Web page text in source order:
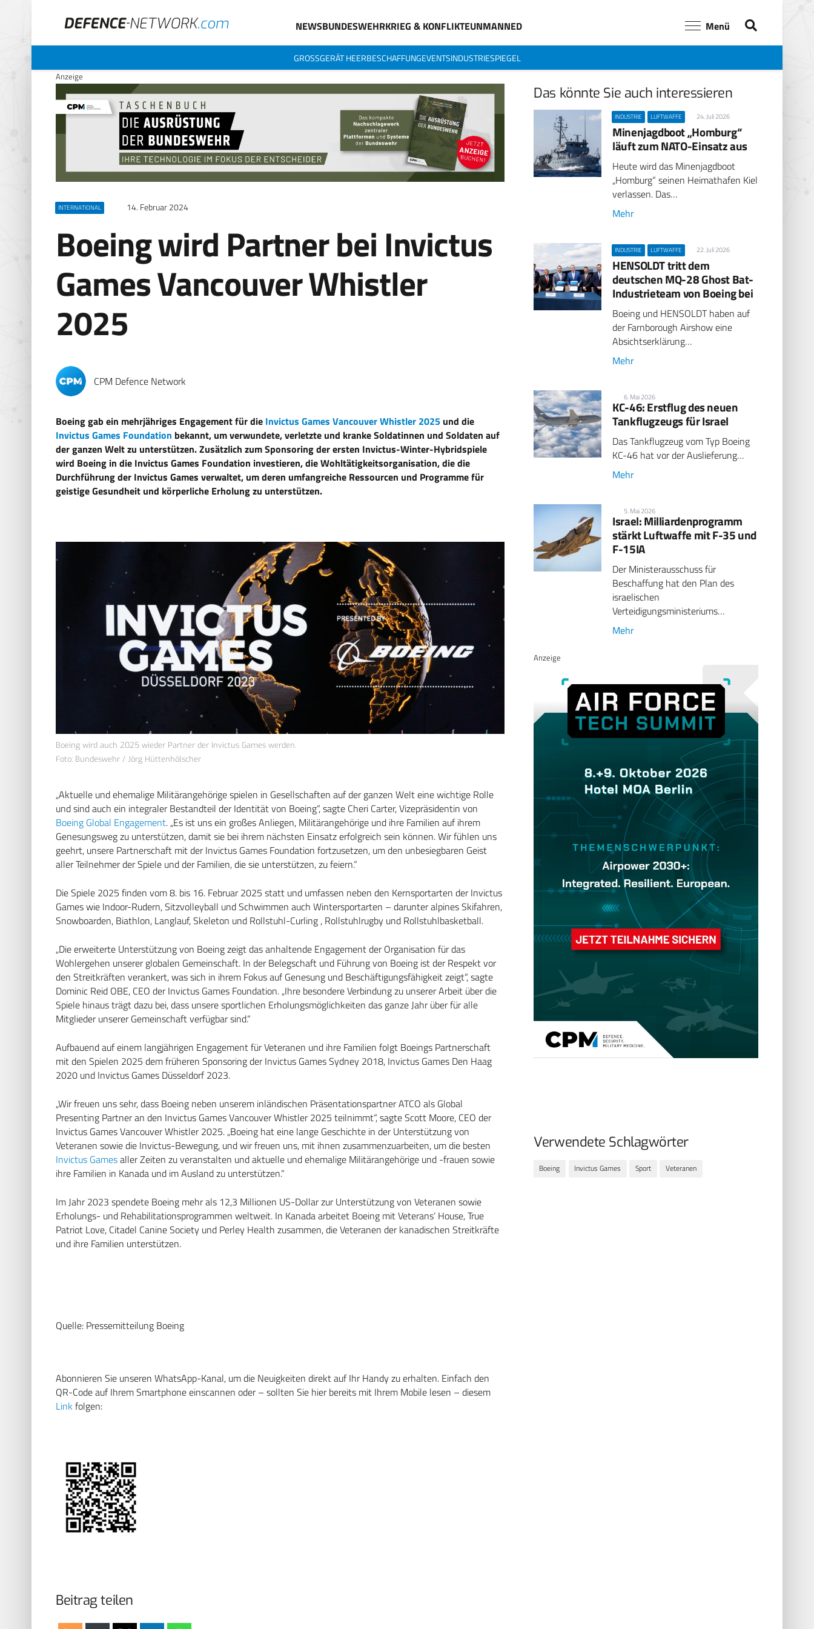
NEWSBUNDESWEHRKRIEG & KONFLIKTEUNMANNED Menü
GROSSGERÄT HEERBESCHAFFUNGEVENTSINDUSTRIESPIEGEL
Anzeige
INTERNATIONAL 14. Februar 2024
Boeing wird Partner bei Invictus
Games Vancouver Whistler
2025
CPM Defence Network
Boeing gab ein mehrjähriges Engagement für die Invictus Games Vancouver Whistler 2025 und die
Invictus Games Foundation bekannt, um verwundete, verletzte und kranke Soldatinnen und Soldaten auf
der ganzen Welt zu unterstützen. Zusätzlich zum Sponsoring der ersten Invictus-Winter-Hybridspiele
wird Boeing in die Invictus Games Foundation investieren, die Wohltätigkeitsorganisation, die die
Durchführung der Invictus Games verwaltet, um deren umfangreiche Ressourcen und Programme für
geistige Gesundheit und körperliche Erholung zu unterstützen.
Boeing wird auch 2025 wieder Partner der Invictus Games werden.
Foto: Bundeswehr / Jörg Hüttenhölscher
„Aktuelle und ehemalige Militärangehörige spielen in Gesellschaften auf der ganzen Welt eine wichtige Rolle
und sind auch ein integraler Bestandteil der Identität von Boeing“, sagte Cheri Carter, Vizepräsidentin von
Boeing Global Engagement. „Es ist uns ein großes Anliegen, Militärangehörige und ihre Familien auf ihrem
Genesungsweg zu unterstützen, damit sie bei ihrem nächsten Einsatz erfolgreich sein können. Wir fühlen uns
geehrt, unsere Partnerschaft mit der Invictus Games Foundation fortzusetzen, um den unbesiegbaren Geist
aller Teilnehmer der Spiele und der Familien, die sie unterstützen, zu feiern.“
Die Spiele 2025 finden vom 8. bis 16. Februar 2025 statt und umfassen neben den Kernsportarten der Invictus
Games wie Indoor-Rudern, Sitzvolleyball und Schwimmen auch Wintersportarten – darunter alpines Skifahren,
Snowboarden, Biathlon, Langlauf, Skeleton und Rollstuhl-Curling , Rollstuhlrugby und Rollstuhlbasketball.
„Die erweiterte Unterstützung von Boeing zeigt das anhaltende Engagement der Organisation für das
Wohlergehen unserer globalen Gemeinschaft. In der Belegschaft und Führung von Boeing ist der Respekt vor
den Streitkräften verankert, was sich in ihrem Fokus auf Genesung und Beschäftigungsfähigkeit zeigt“, sagte
Dominic Reid OBE, CEO der Invictus Games Foundation. „Ihre besondere Verbindung zu unserer Arbeit über die
Spiele hinaus trägt dazu bei, dass unsere sportlichen Erholungsmöglichkeiten das ganze Jahr über für alle
Mitglieder unserer Gemeinschaft verfügbar sind.“
Aufbauend auf einem langjährigen Engagement für Veteranen und ihre Familien folgt Boeings Partnerschaft
mit den Spielen 2025 dem früheren Sponsoring der Invictus Games Sydney 2018, Invictus Games Den Haag
2020 und Invictus Games Düsseldorf 2023.
„Wir freuen uns sehr, dass Boeing neben unserem inländischen Präsentationspartner ATCO als Global
Presenting Partner an den Invictus Games Vancouver Whistler 2025 teilnimmt“, sagte Scott Moore, CEO der
Invictus Games Vancouver Whistler 2025. „Boeing hat eine lange Geschichte in der Unterstützung von
Veteranen sowie die Invictus-Bewegung, und wir freuen uns, mit ihnen zusammenzuarbeiten, um die besten
Invictus Gamesaller Zeiten zu veranstalten und aktuelle und ehemalige Militärangehörige und -frauen sowie
ihre Familien in Kanada und im Ausland zu unterstützen.“
Im Jahr 2023 spendete Boeing mehr als 12,3 Millionen US-Dollar zur Unterstützung von Veteranen sowie
Erholungs- und Rehabilitationsprogrammen weltweit. In Kanada arbeitet Boeing mit Veterans‘ House, True
Patriot Love, Citadel Canine Society und Perley Health zusammen, die Veteranen der kanadischen Streitkräfte
und ihre Familien unterstützen.
Quelle: Pressemitteilung Boeing
Abonnieren Sie unseren WhatsApp-Kanal, um die Neuigkeiten direkt auf Ihr Handy zu erhalten. Einfach den
QR-Code auf Ihrem Smartphone einscannen oder – sollten Sie hier bereits mit Ihrem Mobile lesen – diesem
Link folgen:
Beitrag teilen
Das könnte Sie auch interessieren
INDUSTRIE LUFTWAFFE 24. Juli 2026
Minenjagdboot „Homburg“
läuft zum NATO-Einsatz aus
Heute wird das Minenjagdboot
„Homburg“ seinen Heimathafen Kiel
verlassen. Das…
Mehr
INDUSTRIE LUFTWAFFE 22. Juli 2026
HENSOLDT tritt dem
deutschen MQ-28 Ghost Bat-
Industrieteam von Boeing bei
Boeing und HENSOLDT haben auf
der Farnborough Airshow eine
Absichtserklärung…
Mehr
6. Mai 2026
KC-46: Erstflug des neuen
Tankflugzeugs für Israel
Das Tankflugzeug vom Typ Boeing
KC-46 hat vor der Auslieferung…
Mehr
5. Mai 2026
Israel: Milliardenprogramm
stärkt Luftwaffe mit F-35 und
F-15IA
Der Ministerausschuss für
Beschaffung hat den Plan des
israelischen
Verteidigungsministeriums…
Mehr
Anzeige
Verwendete Schlagwörter
Boeing Invictus Games Sport Veteranen